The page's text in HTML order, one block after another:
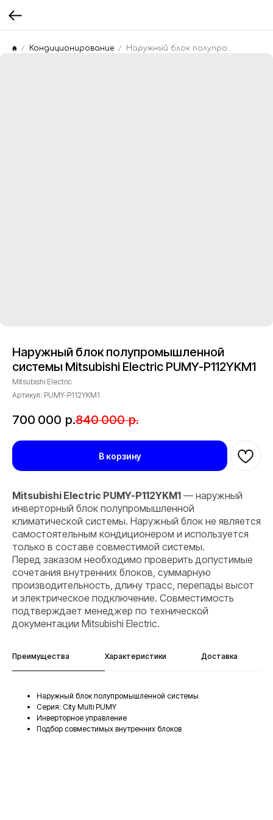
Кондиционирование
Наружный блок полупромышленной
системы Mitsubishi Electric PUMY-P112YKM1
Mitsubishi Electric
Артикул: PUMY-P112YKM1
700 000 р.840 000 р.
В корзину
Mitsubishi Electric PUMY-P112YKM1 — наружный
инверторный блок полупромышленной
климатической системы. Наружный блок не является
самостоятельным кондиционером и используется
только в составе совместимой системы.
Перед заказом необходимо проверить допустимые
сочетания внутренних блоков, суммарную
производительность, длину трасс, перепады высот
и электрическое подключение. Совместимость
подтверждает менеджер по технической
документации Mitsubishi Electric.
Преимущества Характеристики Доставка
Наружный блок полупромышленной системы
Серия: City Multi PUMY
Инверторное управление
Подбор совместимых внутренних блоков